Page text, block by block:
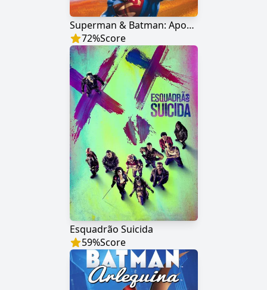
Superman & Batman: Apocalipse
72%Score
Esquadrão Suicida
59%Score